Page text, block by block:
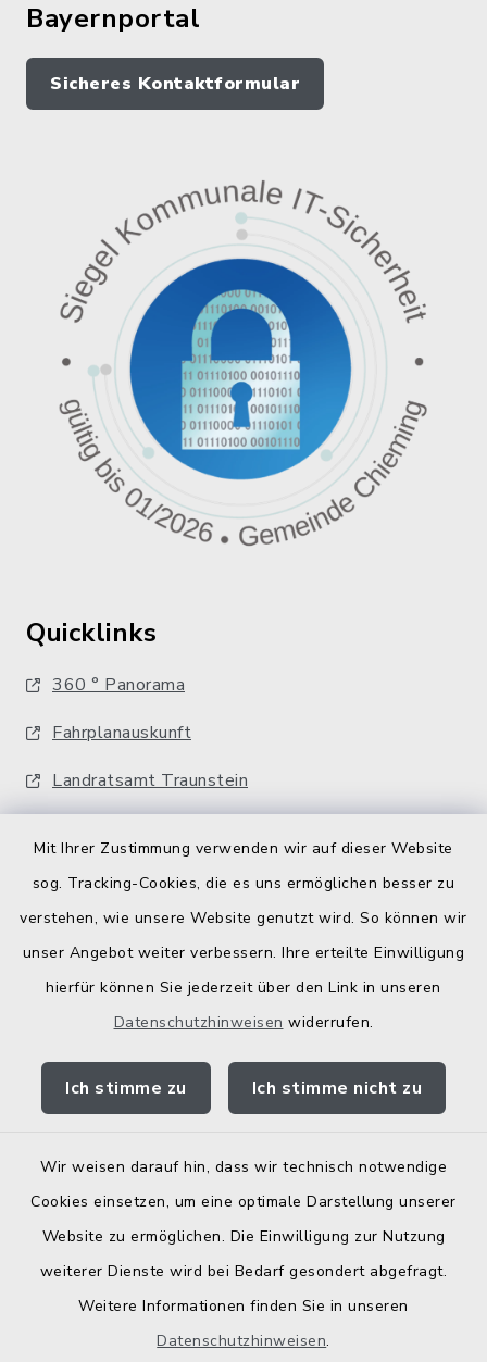
Mit Ihrer Zustimmung verwenden wir auf dieser Website
sog. Tracking-Cookies, die es uns ermöglichen besser zu
verstehen, wie unsere Website genutzt wird. So können wir
unser Angebot weiter verbessern. Ihre erteilte Einwilligung
hierfür können Sie jederzeit über den Link in unseren
Datenschutzhinweisen widerrufen.
Ich stimme zu Ich stimme nicht zu
Wir weisen darauf hin, dass wir technisch notwendige
Cookies einsetzen, um eine optimale Darstellung unserer
Website zu ermöglichen. Die Einwilligung zur Nutzung
weiterer Dienste wird bei Bedarf gesondert abgefragt.
Weitere Informationen finden Sie in unseren
Datenschutzhinweisen.
Bayernportal
Sicheres Kontaktformular
Quicklinks
360 ° Panorama
Fahrplanauskunft
Landratsamt Traunstein
Bodenrichtwerte
Kontakt
Barrierefreiheit
Elektronische Zugangseröffnung
Impressum
Sitemap